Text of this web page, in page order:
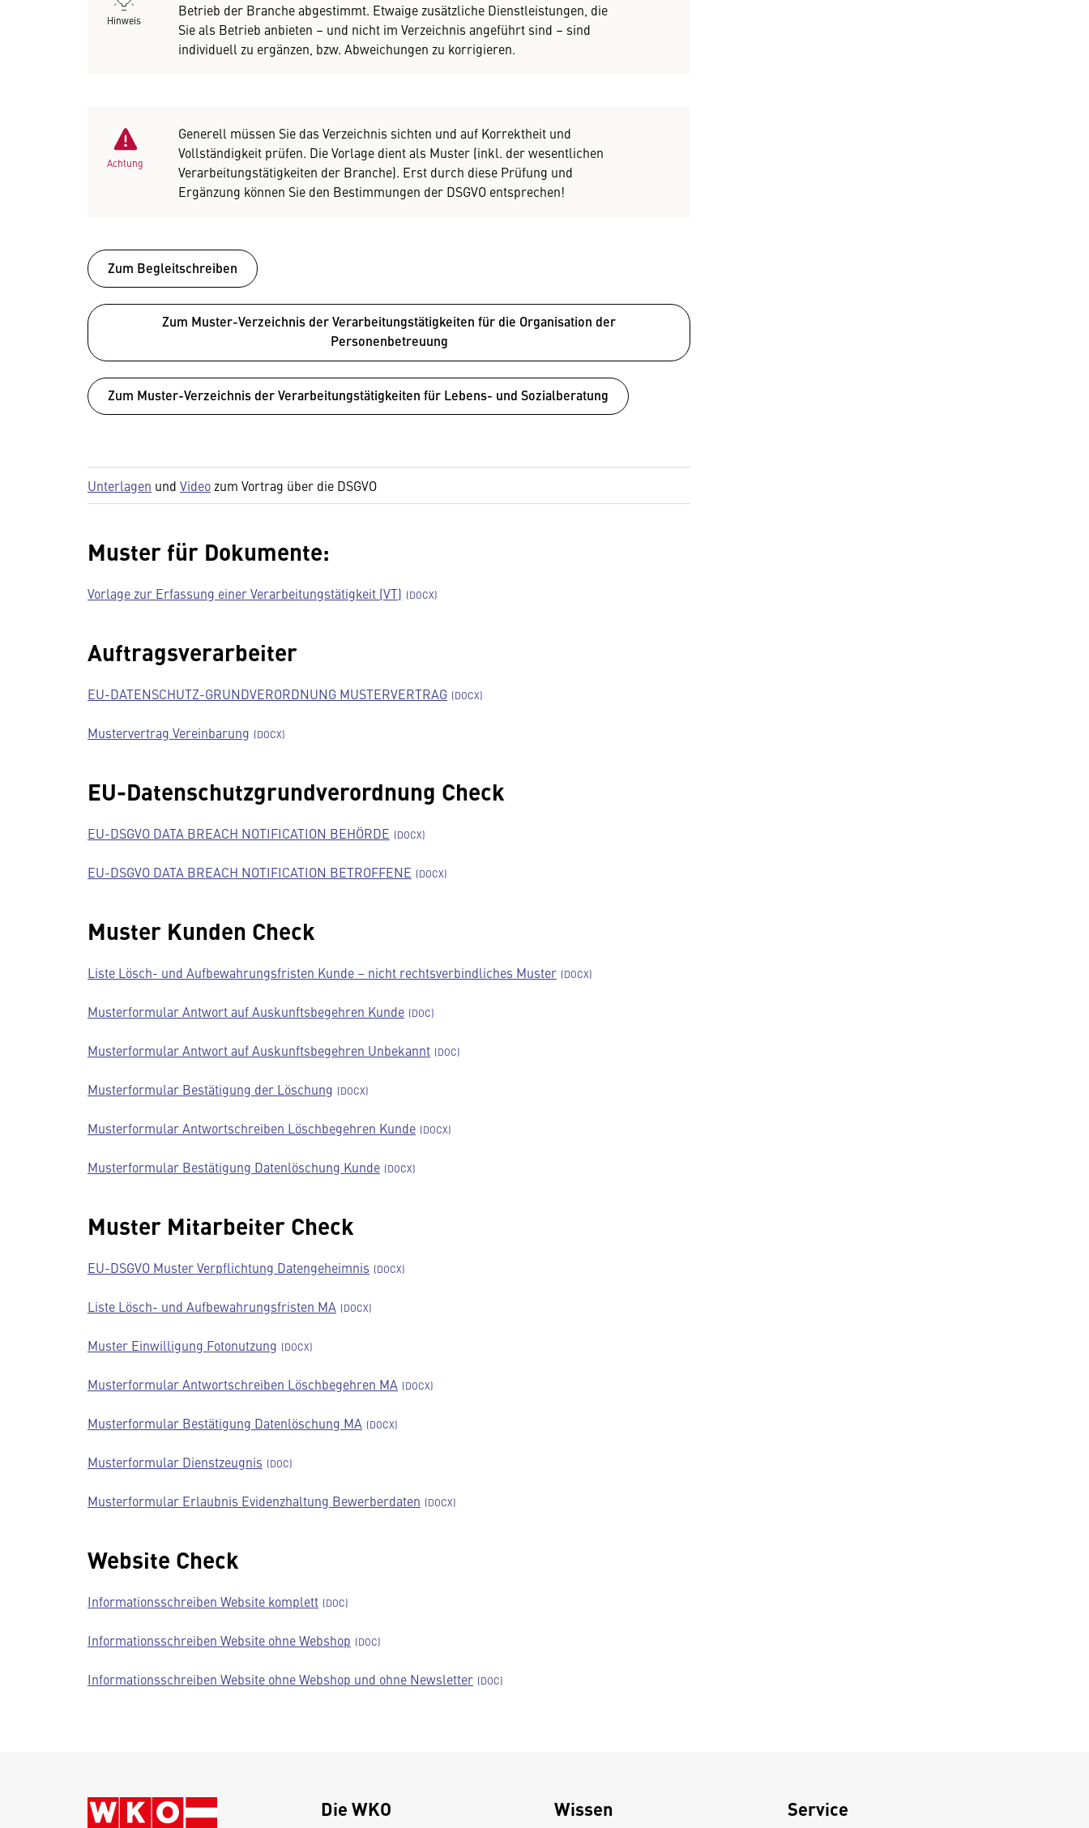
Hinweis
Betrieb der Branche abgestimmt. Etwaige zusätzliche Dienstleistungen, die
Sie als Betrieb anbieten – und nicht im Verzeichnis angeführt sind – sind
individuell zu ergänzen, bzw. Abweichungen zu korrigieren.
Achtung
Generell müssen Sie das Verzeichnis sichten und auf Korrektheit und
Vollständigkeit prüfen. Die Vorlage dient als Muster (inkl. der wesentlichen
Verarbeitungstätigkeiten der Branche). Erst durch diese Prüfung und
Ergänzung können Sie den Bestimmungen der DSGVO entsprechen!
Zum Begleitschreiben
Zum Muster-Verzeichnis der Verarbeitungstätigkeiten für die Organisation der
Personenbetreuung
Zum Muster-Verzeichnis der Verarbeitungstätigkeiten für Lebens- und Sozialberatung
Unterlagen und Video zum Vortrag über die DSGVO
Muster für Dokumente:
Vorlage zur Erfassung einer Verarbeitungstätigkeit (VT)
Auftragsverarbeiter
EU-DATENSCHUTZ-GRUNDVERORDNUNG MUSTERVERTRAG
Mustervertrag Vereinbarung
EU-Datenschutzgrundverordnung Check
EU-DSGVO DATA BREACH NOTIFICATION BEHÖRDE
EU-DSGVO DATA BREACH NOTIFICATION BETROFFENE
Muster Kunden Check
Liste Lösch- und Aufbewahrungsfristen Kunde – nicht rechtsverbindliches Muster
Musterformular Antwort auf Auskunftsbegehren Kunde
Musterformular Antwort auf Auskunftsbegehren Unbekannt
Musterformular Bestätigung der Löschung
Musterformular Antwortschreiben Löschbegehren Kunde
Musterformular Bestätigung Datenlöschung Kunde
Muster Mitarbeiter Check
EU-DSGVO Muster Verpflichtung Datengeheimnis
Liste Lösch- und Aufbewahrungsfristen MA
Muster Einwilligung Fotonutzung
Musterformular Antwortschreiben Löschbegehren MA
Musterformular Bestätigung Datenlöschung MA
Musterformular Dienstzeugnis
Musterformular Erlaubnis Evidenzhaltung Bewerberdaten
Website Check
Informationsschreiben Website komplett
Informationsschreiben Website ohne Webshop
Informationsschreiben Website ohne Webshop und ohne Newsletter
Die WKO Wissen Service